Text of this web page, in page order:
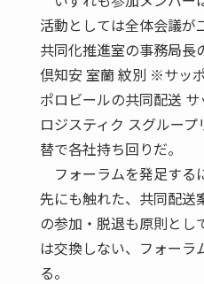
活動としては全体会議が
共同化推進室の事務局長
倶知安 室蘭 紋別 ※サッ
ポロビールの共同配送
ロジスティク スグルー
替で各社持ち回りだ。
フォーラムを発足する
先にも触れた、共同配送
の参加・脱退も原則とし
は交換しない、フォーラ
る。